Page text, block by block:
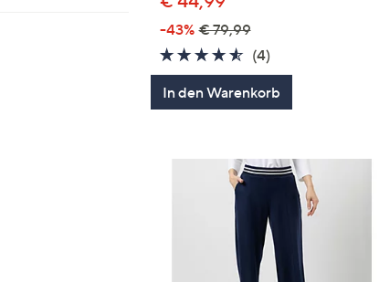
-43% € 79,99
4.5
von
5
(4)4
Bewertungen
In den Warenkorb